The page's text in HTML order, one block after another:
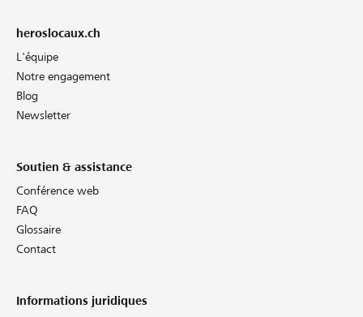
heroslocaux.ch
L'équipe
Notre engagement
Blog
Newsletter
Soutien & assistance
Conférence web
FAQ
Glossaire
Contact
Informations juridiques